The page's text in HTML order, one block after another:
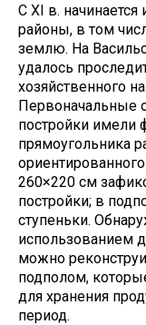
С XI в.
районы, в том
землю. На
удалось
хозяйственного
Первоначальные
постройки имели
прямоугольника
260×220 см
постройки; в
ступеньки.
использованием
можно
подполом,
для хранения
период.